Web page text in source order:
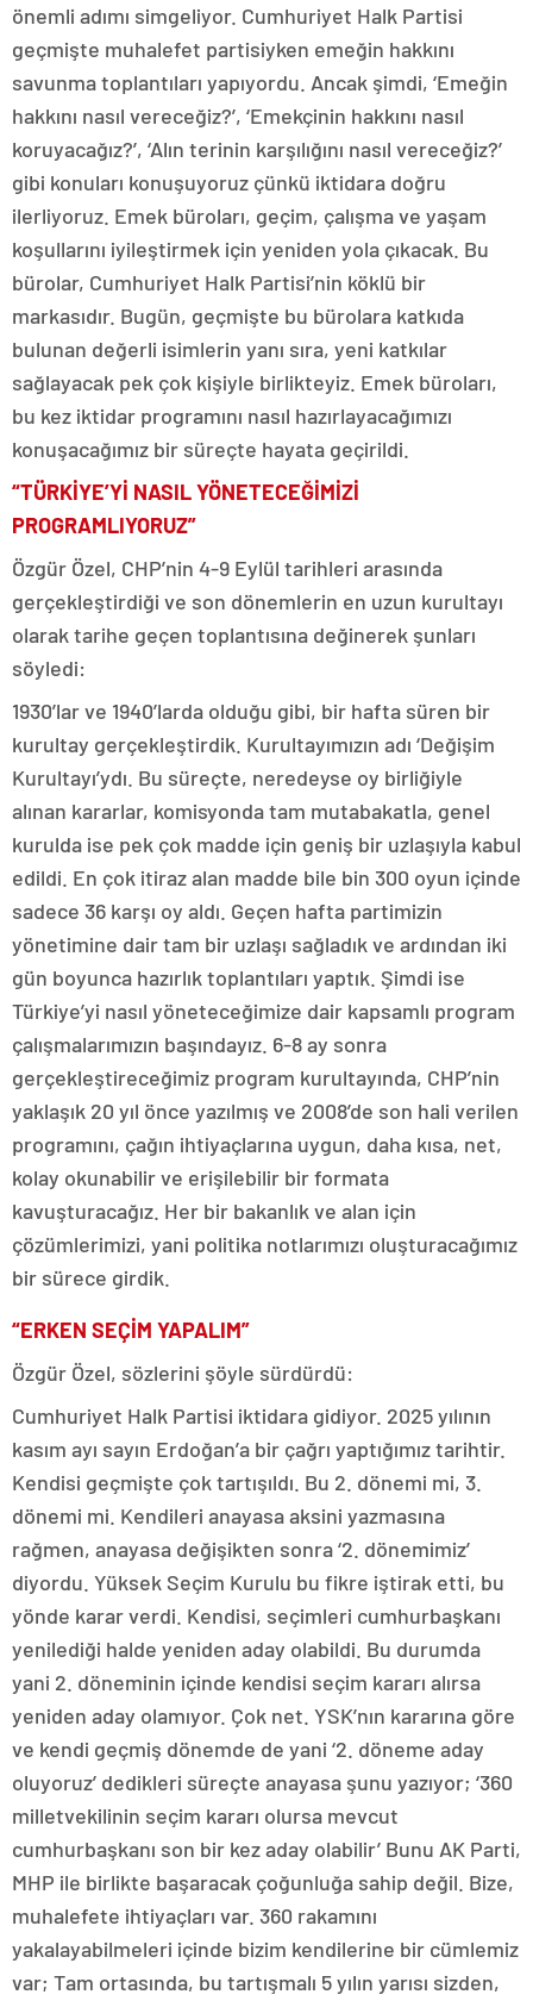
önemli adımı simgeliyor. Cumhuriyet Halk Partisi
geçmişte muhalefet partisiyken emeğin hakkını
savunma toplantıları yapıyordu. Ancak şimdi, ‘Emeğin
hakkını nasıl vereceğiz?’, ‘Emekçinin hakkını nasıl
koruyacağız?’, ‘Alın terinin karşılığını nasıl vereceğiz?’
gibi konuları konuşuyoruz çünkü iktidara doğru
ilerliyoruz. Emek büroları, geçim, çalışma ve yaşam
koşullarını iyileştirmek için yeniden yola çıkacak. Bu
bürolar, Cumhuriyet Halk Partisi’nin köklü bir
markasıdır. Bugün, geçmişte bu bürolara katkıda
bulunan değerli isimlerin yanı sıra, yeni katkılar
sağlayacak pek çok kişiyle birlikteyiz. Emek büroları,
bu kez iktidar programını nasıl hazırlayacağımızı
konuşacağımız bir süreçte hayata geçirildi.
“TÜRKİYE’Yİ NASIL YÖNETECEĞİMİZİ
PROGRAMLIYORUZ”
Özgür Özel, CHP’nin 4-9 Eylül tarihleri arasında
gerçekleştirdiği ve son dönemlerin en uzun kurultayı
olarak tarihe geçen toplantısına değinerek şunları
söyledi:
1930’lar ve 1940’larda olduğu gibi, bir hafta süren bir
kurultay gerçekleştirdik. Kurultayımızın adı ‘Değişim
Kurultayı’ydı. Bu süreçte, neredeyse oy birliğiyle
alınan kararlar, komisyonda tam mutabakatla, genel
kurulda ise pek çok madde için geniş bir uzlaşıyla kabul
edildi. En çok itiraz alan madde bile bin 300 oyun içinde
sadece 36 karşı oy aldı. Geçen hafta partimizin
yönetimine dair tam bir uzlaşı sağladık ve ardından iki
gün boyunca hazırlık toplantıları yaptık. Şimdi ise
Türkiye’yi nasıl yöneteceğimize dair kapsamlı program
çalışmalarımızın başındayız. 6-8 ay sonra
gerçekleştireceğimiz program kurultayında, CHP’nin
yaklaşık 20 yıl önce yazılmış ve 2008’de son hali verilen
programını, çağın ihtiyaçlarına uygun, daha kısa, net,
kolay okunabilir ve erişilebilir bir formata
kavuşturacağız. Her bir bakanlık ve alan için
çözümlerimizi, yani politika notlarımızı oluşturacağımız
bir sürece girdik.
“ERKEN SEÇİM YAPALIM”
Özgür Özel, sözlerini şöyle sürdürdü:
Cumhuriyet Halk Partisi iktidara gidiyor. 2025 yılının
kasım ayı sayın Erdoğan’a bir çağrı yaptığımız tarihtir.
Kendisi geçmişte çok tartışıldı. Bu 2. dönemi mi, 3.
dönemi mi. Kendileri anayasa aksini yazmasına
rağmen, anayasa değişikten sonra ‘2. dönemimiz’
diyordu. Yüksek Seçim Kurulu bu fikre iştirak etti, bu
yönde karar verdi. Kendisi, seçimleri cumhurbaşkanı
yenilediği halde yeniden aday olabildi. Bu durumda
yani 2. döneminin içinde kendisi seçim kararı alırsa
yeniden aday olamıyor. Çok net. YSK’nın kararına göre
ve kendi geçmiş dönemde de yani ‘2. döneme aday
oluyoruz’ dedikleri süreçte anayasa şunu yazıyor; ‘360
milletvekilinin seçim kararı olursa mevcut
cumhurbaşkanı son bir kez aday olabilir’ Bunu AK Parti,
MHP ile birlikte başaracak çoğunluğa sahip değil. Bize,
muhalefete ihtiyaçları var. 360 rakamını
yakalayabilmeleri içinde bizim kendilerine bir cümlemiz
var; Tam ortasında, bu tartışmalı 5 yılın yarısı sizden,